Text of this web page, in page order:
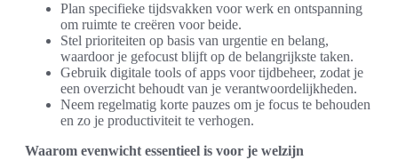
Plan specifieke tijdsvakken voor werk en ontspanning
om ruimte te creëren voor beide.
Stel prioriteiten op basis van urgentie en belang,
waardoor je gefocust blijft op de belangrijkste taken.
Gebruik digitale tools of apps voor tijdbeheer, zodat je
een overzicht behoudt van je verantwoordelijkheden.
Neem regelmatig korte pauzes om je focus te behouden
en zo je productiviteit te verhogen.
Waarom evenwicht essentieel is voor je welzijn